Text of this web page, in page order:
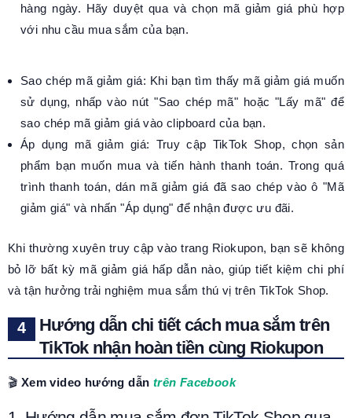
hàng ngày. Hãy duyệt qua và chọn mã giảm giá phù hợp
với nhu cầu mua sắm của bạn.
Sao chép mã giảm giá: Khi bạn tìm thấy mã giảm giá muốn
sử dụng, nhấp vào nút "Sao chép mã" hoặc "Lấy mã" để
sao chép mã giảm giá vào clipboard của bạn.
Áp dụng mã giảm giá: Truy cập TikTok Shop, chọn sản
phẩm bạn muốn mua và tiến hành thanh toán. Trong quá
trình thanh toán, dán mã giảm giá đã sao chép vào ô "Mã
giảm giá" và nhấn "Áp dụng" để nhận được ưu đãi.
Khi thường xuyên truy cập vào trang Riokupon, bạn sẽ không
bỏ lỡ bất kỳ mã giảm giá hấp dẫn nào, giúp tiết kiệm chi phí
và tận hưởng trải nghiệm mua sắm thú vị trên TikTok Shop.
Hướng dẫn chi tiết cách mua sắm trên
TikTok nhận hoàn tiền cùng Riokupon
🎬 Xem video hướng dẫn trên Facebook